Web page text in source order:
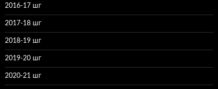
2016-17 шг
2017-18 шг
2018-19 шг
2019-20 шг
2020-21 шг